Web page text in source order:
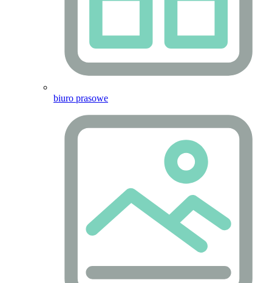
biuro prasowe